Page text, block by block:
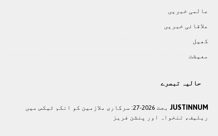
عالمی خبريں
علاقائی خبريں
کھيل
معيشت
حالیہ تبصرے
JUSTINNUM
بجٹ 2026-27: سرکاری ملازمین کو انکم ٹیکس میں
ریلیف، تنخواہ اور پنشن فریز